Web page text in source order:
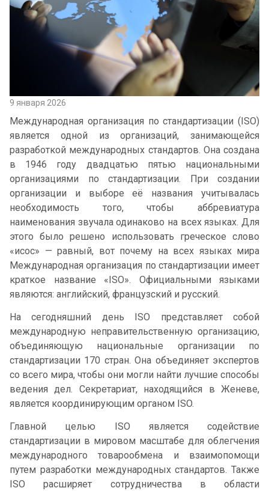
9 января 2026
Международная организация по стандартизации (ISO)
является одной из организаций, занимающейся
разработкой международных стандартов. Она создана
в 1946 году двадцатью пятью национальными
организациями по стандартизации. При создании
организации и выборе её названия учитывалась
необходимость того, чтобы аббревиатура
наименования звучала одинаково на всех языках. Для
этого было решено использовать греческое слово
«исос» — равный, вот почему на всех языках мира
Международная организация по стандартизации имеет
краткое название «ISO». Официальными языками
являются: английский, французский и русский.
На сегодняшний день ISO представляет собой
международную неправительственную организацию,
объединяющую национальные организации по
стандартизации 170 стран. Она объединяет экспертов
со всего мира, чтобы они могли найти лучшие способы
ведения дел. Секретариат, находящийся в Женеве,
является координирующим органом ISO.
Главной целью ISO является содействие
стандартизации в мировом масштабе для облегчения
международного товарообмена и взаимопомощи
путем разработки международных стандартов. Также
ISO расширяет сотрудничества в области